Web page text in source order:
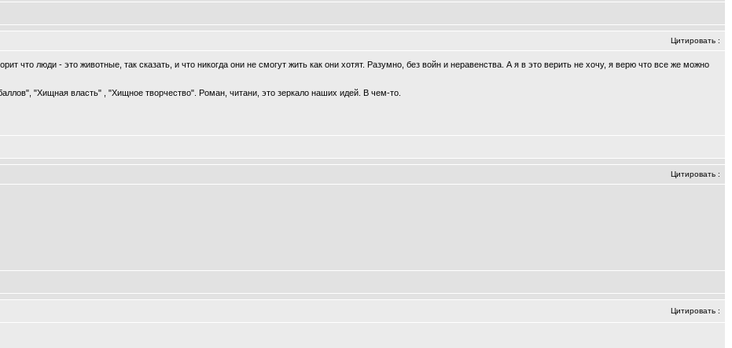
Цитировать :
что люди - это животные, так сказать, и что никогда они не смогут жить как они хотят. Разумно, без войн и неравенства. А я в это верить не хочу, я верю что все же можно
"Хищная власть" , "Хищное творчество". Роман, читани, это зеркало наших идей. В чем-то.
Цитировать :
Цитировать :